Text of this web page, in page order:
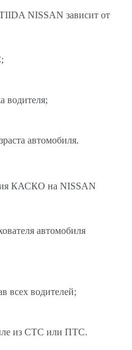
NISSAN зависит от
водителя;
автомобиля.
КАСКО на NISSAN
автомобиля
всех водителей;
из СТС или ПТС.